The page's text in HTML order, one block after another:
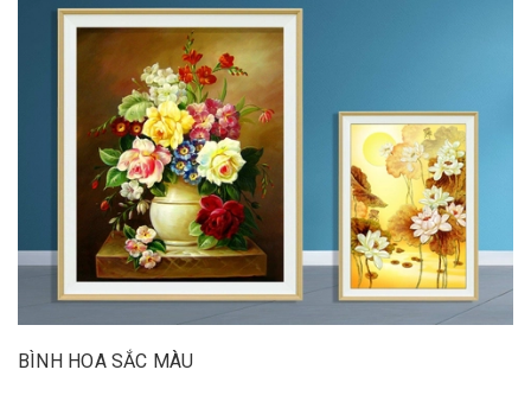
BÌNH HOA SẮC MÀU